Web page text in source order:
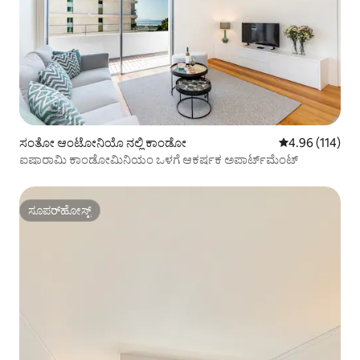
ಸಂತೋ ಆಂಟೋನಿಯೊ ನಲ್ಲಿ ಕಾಂಡೋ 5 ರಲ್ಲಿ 4.96
4.96 (114)
ಐಷಾರಾಮಿ ಕಾಂಡೋಮಿನಿಯಂ ಒಳಗೆ ಆಕರ್ಷಕ ಅಪಾರ್ಟ್‌ಮೆಂಟ್
ಸೂಪರ್‌ಹೋಸ್ಟ್
ಸೂಪರ್‌ಹೋಸ್ಟ್